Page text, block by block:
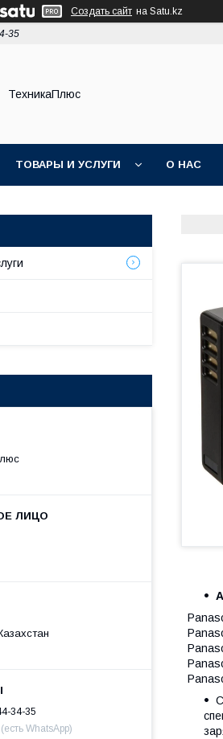
Создать сайт на Satu.kz
35
ТехникаПлюс
ТОВАРЫ И УСЛУГИ О НАС
34-35
WhatsApp)